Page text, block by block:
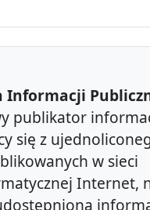
Informacji
publikator
się z
w sieci
Internet,